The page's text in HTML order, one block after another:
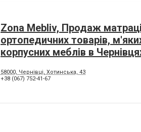
Zona Mebliv, Продаж
ортопедичних товарів,
корпусних меблів в
58000, Чернівці, Хотинська, 43
+38 (067) 752-41-67